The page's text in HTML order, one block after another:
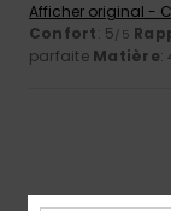
Afficher original -
Confort: 5/5
parfaite Matière: